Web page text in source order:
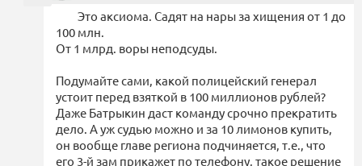
Это аксиома. Садят на нары за хищения от 1 до
100 млн.
От 1 млрд. воры неподсуды.
Подумайте сами, какой полицейский генерал
устоит перед взяткой в 100 миллионов рублей?
Даже Батрыкин даст команду срочно прекратить
дело. А уж судью можно и за 10 лимонов купить,
он вообще главе региона подчиняется, т.е., что
его 3-й зам прикажет по телефону, такое решение